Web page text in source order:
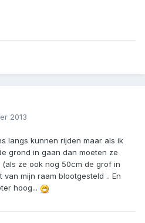
2013
langs kunnen rijden maar als ik
grond in gaan dan moeten ze
ze ook nog 50cm de grof in
mijn raam blootgesteld .. En
hoog...